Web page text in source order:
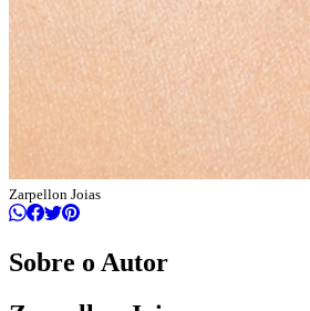
Zarpellon Joias
Sobre o Autor